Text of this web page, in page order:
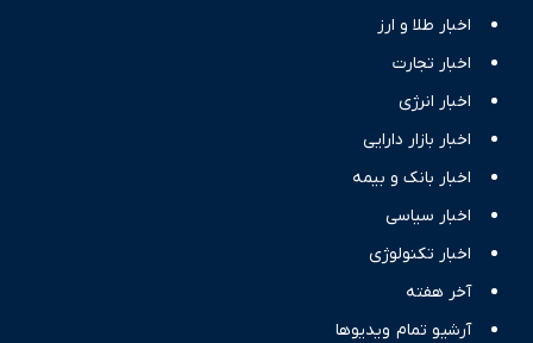
اخبار طلا و ارز
اخبار تجارت
اخبار انرژی
اخبار بازار دارایی
اخبار بانک و بیمه
اخبار سیاسی
اخبار تکنولوژی
آخر هفته
آرشیو تمام ویدیوها